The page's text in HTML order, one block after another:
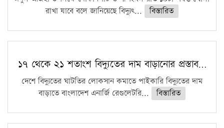
রাখা যাবে বলে জানিয়েছে বিদ্যুৎ...
বিস্তারিত
১৭ থেকে ২১ শতাংশ বিদ্যুতের দাম বাড়ানোর প্রস্তাব…
দেশে বিদ্যুতের ঘাটতির লোকসান কমাতে পাইকারি বিদ্যুতের দাম
বাড়াতে বাংলাদেশ এনার্জি রেগুলেটরি...
বিস্তারিত